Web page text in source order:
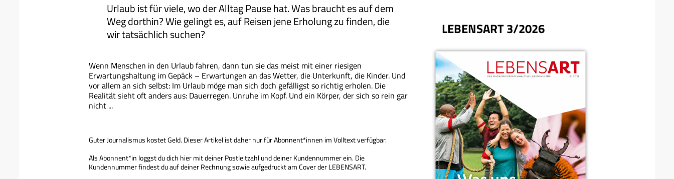
Urlaub ist für viele, wo der Alltag Pause hat. Was braucht es auf dem
Weg dorthin? Wie gelingt es, auf Reisen jene Erholung zu finden, die
wir tatsächlich suchen?
Wenn Menschen in den Urlaub fahren, dann tun sie das meist mit einer riesigen
Erwartungshaltung im Gepäck – Erwartungen an das Wetter, die Unterkunft, die Kinder. Und
vor allem an sich selbst: Im Urlaub möge man sich doch gefälligst so richtig erholen. Die
Realität sieht oft anders aus: Dauerregen. Unruhe im Kopf. Und ein Körper, der sich so rein gar
nicht ...
Guter Journalismus kostet Geld. Dieser Artikel ist daher nur für Abonnent*innen im Volltext verfügbar.
Als Abonnent*in loggst du dich hier mit deiner Postleitzahl und deiner Kundennummer ein. Die
Kundennummer findest du auf deiner Rechnung sowie aufgedruckt am Cover der LEBENSART.
LEBENSART 3/2026